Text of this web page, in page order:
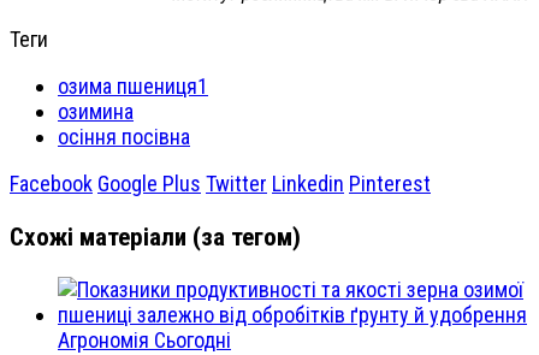
Теги
озима пшениця1
озимина
осіння посівна
Facebook Google Plus Twitter Linkedin Pinterest
Схожі матеріали (за тегом)
Агрономія Сьогодні